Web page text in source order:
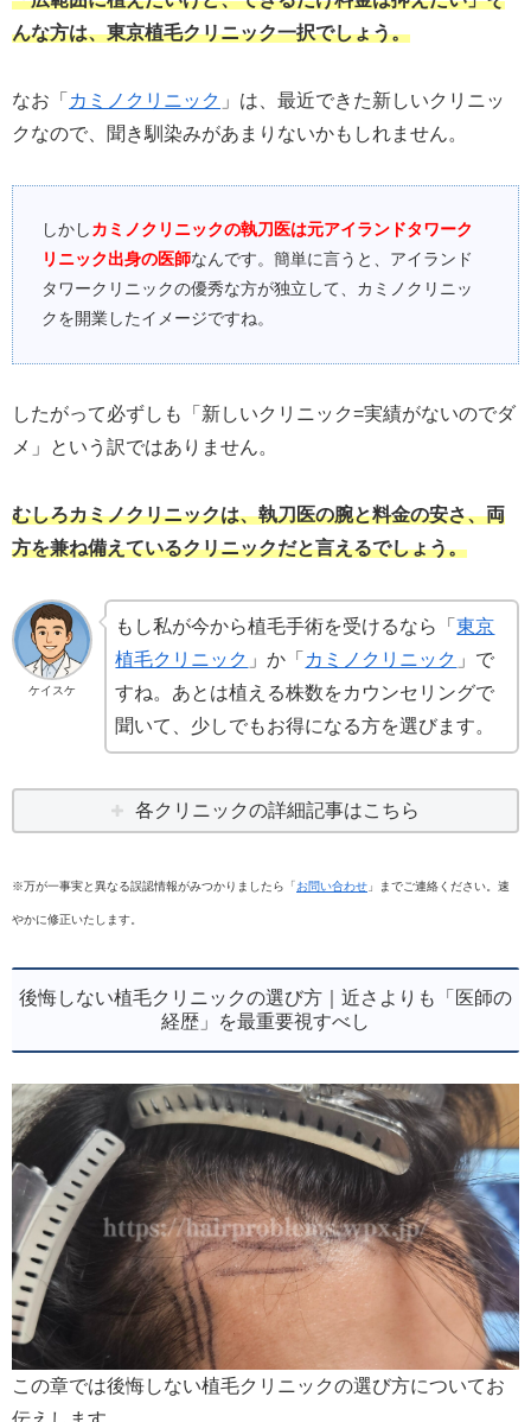
んな方は、東京植毛クリニック一択でしょう。
なお「 カミノクリニック 」は、最近できた新しいクリニッ
クなので、聞き馴染みがあまりないかもしれません。
しかしカミノクリニックの執刀医は元アイランドタワーク
リニック出身の医師なんです。簡単に言うと、アイランド
タワークリニックの優秀な方が独立して、カミノクリニッ
クを開業したイメージですね。
したがって必ずしも「新しいクリニック=実績がないのでダ
メ」という訳ではありません。
むしろカミノクリニックは、執刀医の腕と料金の安さ、両
方を兼ね備えているクリニックだと言えるでしょう。
ケイスケ
もし私が今から植毛手術を受けるなら「東京
植毛クリニック 」か「 カミノクリニック 」で
すね。あとは植える株数をカウンセリングで
聞いて、少しでもお得になる方を選びます。
各クリニックの詳細記事はこちら
※万が一事実と異なる誤認情報がみつかりましたら「お問い合わせ 」までご連絡ください。速
やかに修正いたします。
後悔しない植毛クリニックの選び方｜近さよりも「医師の
経歴」を最重要視すべし
この章では後悔しない植毛クリニックの選び方についてお